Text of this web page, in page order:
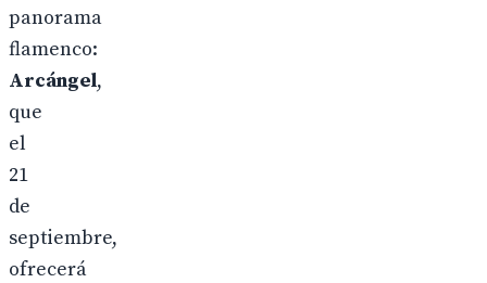
panorama
flamenco:
Arcángel,
que
el
21
de
septiembre,
ofrecerá